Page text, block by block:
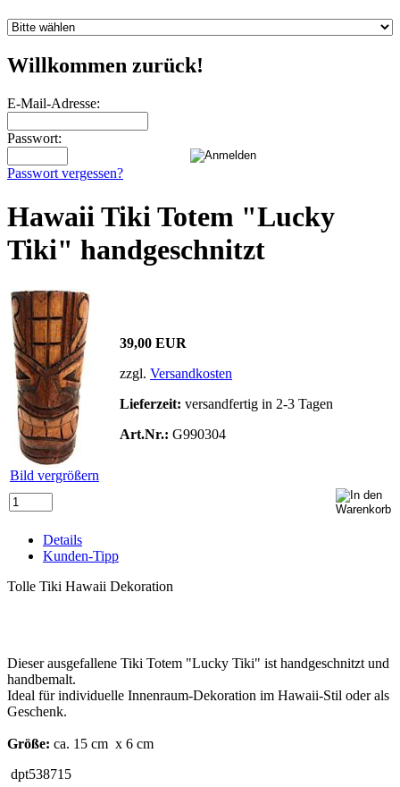
Willkommen zurück!
E-Mail-Adresse:
Passwort:
Passwort vergessen?
Hawaii Tiki Totem "Lucky
Tiki" handgeschnitzt
Bild vergrößern
39,00 EUR
zzgl. Versandkosten
Lieferzeit: versandfertig in 2-3 Tagen
Art.Nr.: G990304
Details
Kunden-Tipp
Tolle Tiki Hawaii Dekoration
Dieser ausgefallene Tiki Totem "Lucky Tiki" ist handgeschnitzt und
handbemalt.
Ideal für individuelle Innenraum-Dekoration im Hawaii-Stil oder als
Geschenk.
Größe: ca. 15 cm x 6 cm
dpt538715